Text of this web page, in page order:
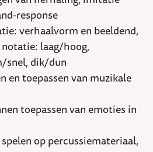
response
verhaalvorm en beeldend,
laag/hoog,
snel, dik/dun
en toepassen van muzikale
toepassen van emoties in
op percussiemateriaal,